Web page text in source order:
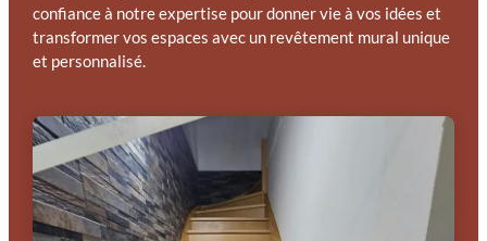
confiance à notre expertise pour donner vie à vos idées et
transformer vos espaces avec un revêtement mural unique
et personnalisé.